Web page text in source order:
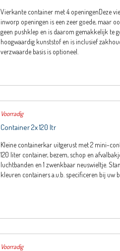
Vierkante container met 4 openingenDeze
inworp openingen is een zeer goede, maar
geen pushklep en is daarom gemakkelijk te
hoogwaardig kunststof en is inclusief
verzwaarde basis is optioneel.
Voorradig
Container 2x 120 ltr
Kleine containerkar uitgerust met 2 mini-
120 liter container, bezem, schop en
luchtbanden en 1 zwenkbaar neuswieltje.
kleuren containers a.u.b. specificeren bij uw
Voorradig